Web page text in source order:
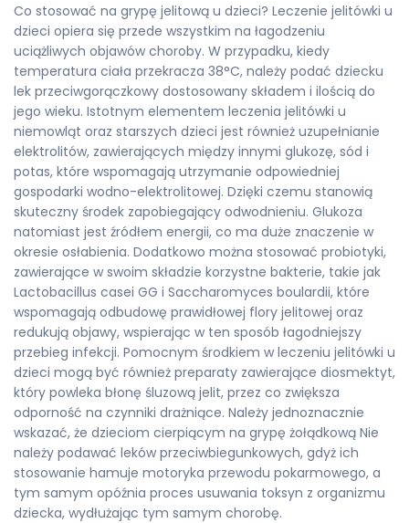
Co stosować na grypę jelitową u dzieci? Leczenie jelitówki u
dzieci opiera się przede wszystkim na łagodzeniu
uciążliwych objawów choroby. W przypadku, kiedy
temperatura ciała przekracza 38°C, należy podać dziecku
lek przeciwgorączkowy dostosowany składem i ilością do
jego wieku. Istotnym elementem leczenia jelitówki u
niemowląt oraz starszych dzieci jest również uzupełnianie
elektrolitów, zawierających między innymi glukozę, sód i
potas, które wspomagają utrzymanie odpowiedniej
gospodarki wodno-elektrolitowej. Dzięki czemu stanowią
skuteczny środek zapobiegający odwodnieniu. Glukoza
natomiast jest źródłem energii, co ma duże znaczenie w
okresie osłabienia. Dodatkowo można stosować probiotyki,
zawierające w swoim składzie korzystne bakterie, takie jak
Lactobacillus casei GG i Saccharomyces boulardii, które
wspomagają odbudowę prawidłowej flory jelitowej oraz
redukują objawy, wspierając w ten sposób łagodniejszy
przebieg infekcji. Pomocnym środkiem w leczeniu jelitówki u
dzieci mogą być również preparaty zawierające diosmektyt,
który powleka błonę śluzową jelit, przez co zwiększa
odporność na czynniki drażniące. Należy jednoznacznie
wskazać, że dzieciom cierpiącym na grypę żołądkową Nie
należy podawać leków przeciwbiegunkowych, gdyż ich
stosowanie hamuje motoryka przewodu pokarmowego, a
tym samym opóźnia proces usuwania toksyn z organizmu
dziecka, wydłużając tym samym chorobę.